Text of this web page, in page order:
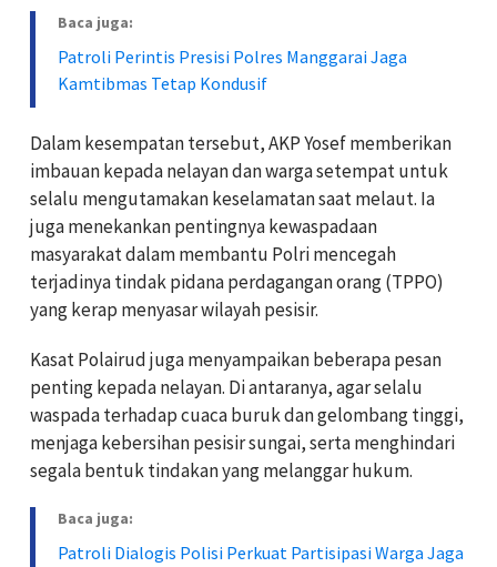
Baca juga:
Patroli Perintis Presisi Polres Manggarai Jaga
Kamtibmas Tetap Kondusif
Dalam kesempatan tersebut, AKP Yosef memberikan
imbauan kepada nelayan dan warga setempat untuk
selalu mengutamakan keselamatan saat melaut. Ia
juga menekankan pentingnya kewaspadaan
masyarakat dalam membantu Polri mencegah
terjadinya tindak pidana perdagangan orang (TPPO)
yang kerap menyasar wilayah pesisir.
Kasat Polairud juga menyampaikan beberapa pesan
penting kepada nelayan. Di antaranya, agar selalu
waspada terhadap cuaca buruk dan gelombang tinggi,
menjaga kebersihan pesisir sungai, serta menghindari
segala bentuk tindakan yang melanggar hukum.
Baca juga:
Patroli Dialogis Polisi Perkuat Partisipasi Warga Jaga